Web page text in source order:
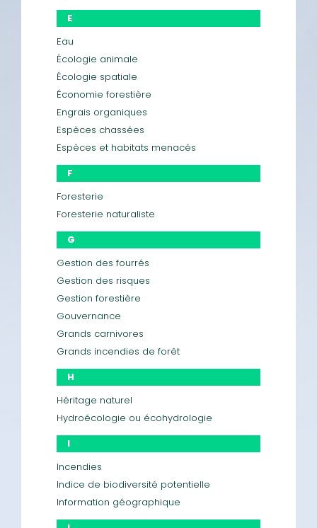
E
Eau
Écologie animale
Écologie spatiale
Économie forestière
Engrais organiques
Espèces chassées
Espèces et habitats menacés
F
Foresterie
Foresterie naturaliste
G
Gestion des fourrés
Gestion des risques
Gestion forestière
Gouvernance
Grands carnivores
Grands incendies de forêt
H
Héritage naturel
Hydroécologie ou écohydrologie
I
Incendies
Indice de biodiversité potentielle
Information géographique